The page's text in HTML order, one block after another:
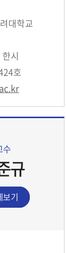
대학교
시
호
수
규
보기